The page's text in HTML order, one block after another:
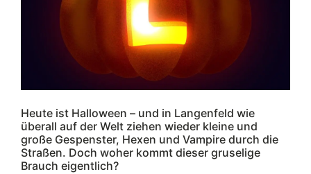
Heute ist Halloween – und in Langenfeld wie
überall auf der Welt ziehen wieder kleine und
große Gespenster, Hexen und Vampire durch die
Straßen. Doch woher kommt dieser gruselige
Brauch eigentlich?